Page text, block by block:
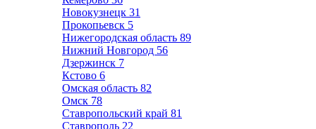
Новокузнецк 31
Прокопьевск 5
Нижегородская область 89
Нижний Новгород 56
Дзержинск 7
Кстово 6
Омская область 82
Омск 78
Ставропольский край 81
Ставрополь 22